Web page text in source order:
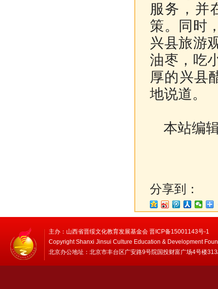
服务，并
策。同时
兴县旅游
油枣，吃
厚的兴县
地说道。
本站编
分享到：
主办：山西省晋绥文化教育发展基金会 晋ICP备15001143号-1
Copyright Shanxi Jinsui Culture Education & Development
北京办公地址：北京市丰台区广安路9号院国投财富广场4号楼